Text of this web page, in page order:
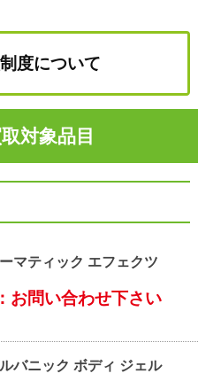
度について
対象品目
マティック エフェクツ
お問い合わせ下さい
バニック ボディ ジェル